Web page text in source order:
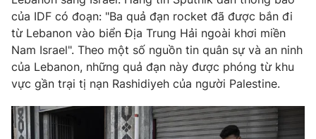
Ðiện thoại Thời báo VTV: 024.66 897 897
Email: toasoan@vtv.vn
Liên hệ quảng cáo:024-7300.7108
của IDF có đoạn: "Ba quả đạn rocket đã được bắn đi
từ Lebanon vào biển Địa Trung Hải ngoài khơi miền
Nam Israel". Theo một số nguồn tin quân sự và an ninh
của Lebanon, những quả đạn này được phóng từ khu
vực gần trại tị nạn Rashidiyeh của người Palestine.